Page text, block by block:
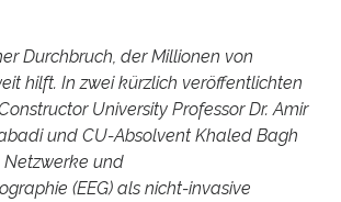
Durchbruch, der Millionen von
hilft. In zwei kürzlich veröffentlichten
University Professor Dr. Amir
und CU-Absolvent Khaled Bagh
und
(EEG) als nicht-invasive